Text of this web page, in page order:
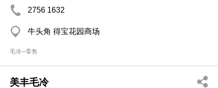
2756 1632
牛头角 得宝花园商场
毛冷─零售
美丰毛冷